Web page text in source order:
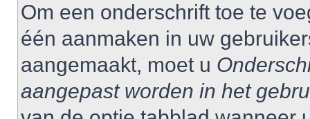
Om een onderschrift toe te
één aanmaken in uw
aangemaakt, moet u
aangepast worden in het